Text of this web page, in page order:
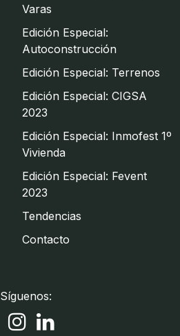
Varas
Edición Especial:
Autoconstrucción
Edición Especial: Terrenos
Edición Especial: CIGSA
2023
Edición Especial: Inmofest 1º
Vivienda
Edición Especial: Fevent
2023
Tendencias
Contacto
Síguenos: